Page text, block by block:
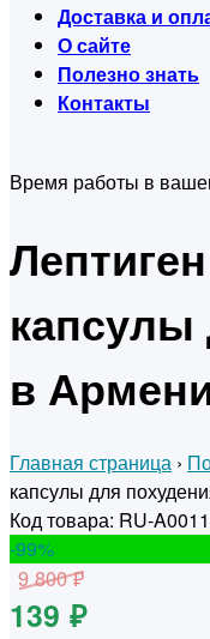
Доставка и
О сайте
Полезно знать
Контакты
Время работы в
капсулы
в
Главная страница ›
капсулы для
Код товара: RU-
-99%
9 800 ₽
139 ₽